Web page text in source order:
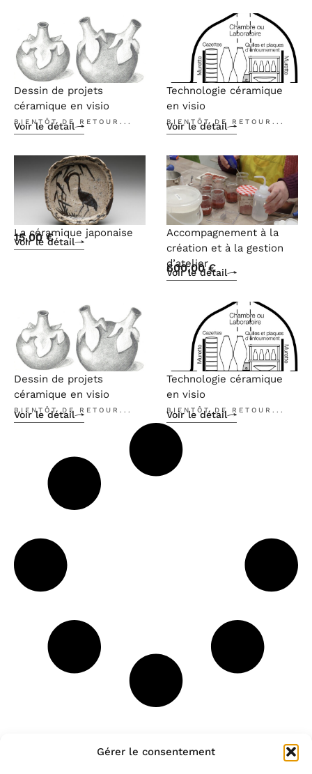
Gérer le consentement
Dessin de projets
céramique en visio
BIENTÔT DE RETOUR...
Voir le détail
Technologie céramique
en visio
BIENTÔT DE RETOUR...
Voir le détail
La céramique japonaise
15,00 €
Voir le détail
Accompagnement à la
création et à la gestion
d’atelier
600,00€
Voir le détail
Dessin de projets
céramique en visio
BIENTÔT DE RETOUR...
Voir le détail
Technologie céramique
en visio
BIENTÔT DE RETOUR...
Voir le détail